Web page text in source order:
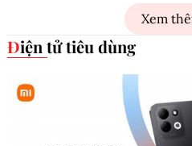
Xem
Điện tử tiêu dùng